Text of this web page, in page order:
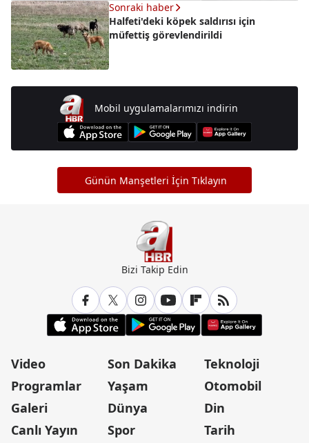
Sonraki haber
Halfeti'deki köpek saldırısı için
müfettiş görevlendirildi
Mobil uygulamalarımızı indirin
Günün Manşetleri İçin Tıklayın
Bizi Takip Edin
Video
Programlar
Galeri
Canlı Yayın
Son Dakika
Yaşam
Dünya
Spor
Teknoloji
Otomobil
Din
Tarih